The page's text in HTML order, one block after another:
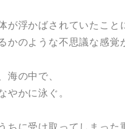
が浮かばされていたこと
かのような不思議な感覚
海の中で、
やかに泳ぐ。